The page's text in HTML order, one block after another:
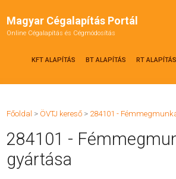
Magyar Cégalapítás Portál
Online Cégalapítás és Cégmódosítás
KFT ALAPÍTÁS BT ALAPÍTÁS RT ALAPÍTÁS
Főoldal > ÖVTJ kereső > 284101 -
284101 -
gyártása